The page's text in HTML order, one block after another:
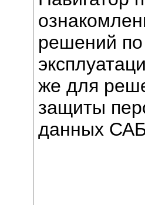
решений
же для
защиты
данных